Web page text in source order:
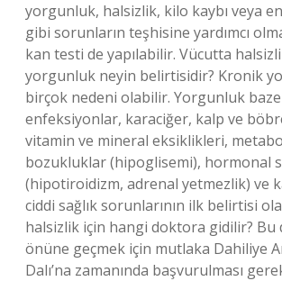
yorgunluk, halsizlik, kilo kaybı veya
gibi sorunların teşhisine yardımcı
kan testi de yapılabilir. Vücutta
yorgunluk neyin belirtisidir? Kronik
birçok nedeni olabilir. Yorgunluk
enfeksiyonlar, karaciğer, kalp ve
vitamin ve mineral eksiklikleri,
bozukluklar (hipoglisemi), hormonal
(hipotiroidizm, adrenal yetmezlik) ve
ciddi sağlık sorunlarının ilk belirtisi
halsizlik için hangi doktora gidilir? Bu
önüne geçmek için mutlaka Dahiliye
Dalı’na zamanında başvurulması